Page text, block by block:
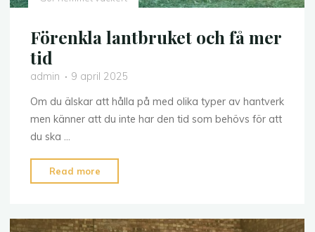
Förenkla lantbruket och få mer
tid
admin
9 april 2025
Om du älskar att hålla på med olika typer av hantverk
men känner att du inte har den tid som behövs för att
du ska …
Read more
lantbruket
få